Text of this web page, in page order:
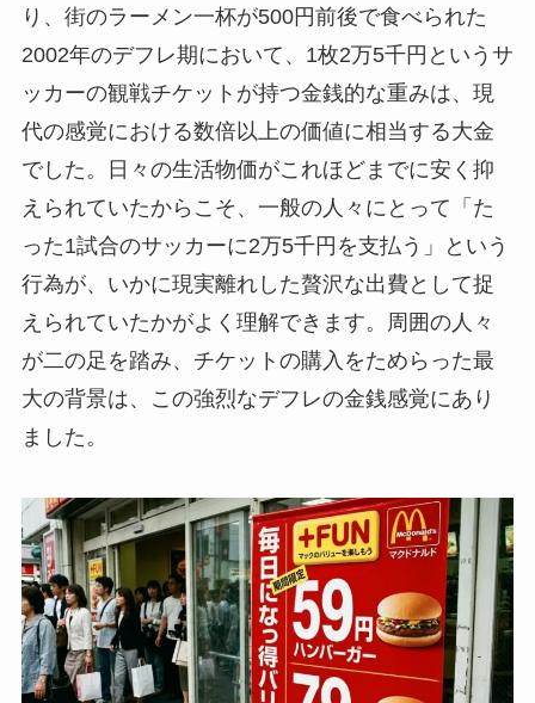
り、街のラーメン一杯が500円前後で食べられた
2002年のデフレ期において、1枚2万5千円というサ
ッカーの観戦チケットが持つ金銭的な重みは、現
代の感覚における数倍以上の価値に相当する大金
でした。日々の生活物価がこれほどまでに安く抑
えられていたからこそ、一般の人々にとって「た
った1試合のサッカーに2万5千円を支払う」という
行為が、いかに現実離れした贅沢な出費として捉
えられていたかがよく理解できます。周囲の人々
が二の足を踏み、チケットの購入をためらった最
大の背景は、この強烈なデフレの金銭感覚にあり
ました。